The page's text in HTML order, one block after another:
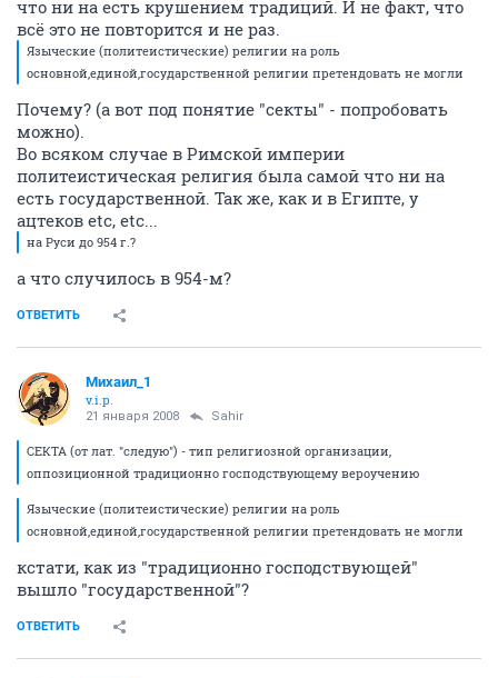
что ни на есть крушением традиций. И не факт, что
всё это не повторится и не раз.
Языческие (политеистические) религии на роль
основной,единой,государственной религии претендовать не могли
Почему? (а вот под понятие "секты" - попробовать
можно).
Во всяком случае в Римской империи
политеистическая религия была самой что ни на
есть государственной. Так же, как и в Египте, у
ацтеков etc, etc...
на Руси до 954 г.?
а что случилось в 954-м?
ОТВЕТИТЬ
Михаил_1
v.i.p.
21 января 2008 Sahir
СЕКТА (от лат. "следую") - тип религиозной организации,
оппозиционной традиционно господствующему вероучению
Языческие (политеистические) религии на роль
основной,единой,государственной религии претендовать не могли
кстати, как из "традиционно господствующей"
вышло "государственной"?
ОТВЕТИТЬ